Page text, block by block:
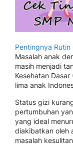
Pentingnya
Masalah anak
masih menjadi
Kesehatan
lima anak
Status gizi
pertumbuhan
yang ideal
diakibatkan oleh
masalah